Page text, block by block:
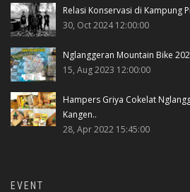
Relasi Konservasi di Kampung
30, Oct 2024 12:00:00
Nglanggeran Mountain Bike
15, Aug 2023 12:00:00
Hampers Griya Cokelat
Kangen..
28, Apr 2022 15:45:00
EVENT